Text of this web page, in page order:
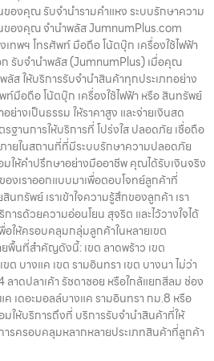
องคุณ รับจำนำรามคำแหง ระบบรักษาความ
ของคุณ จำนำพลัส JumnumPlus.com
เทพฯ โทรศัพท์ มือถือ โน้ตบุ๊ก เครื่องใช้ไฟฟ้า
ก รับจำนำพลัส (JumnumPlus) เมื่อคุณ
ลัส ให้บริการรับจำนำสินค้าทุกประเภทอย่าง
ท์มือถือ โน้ตบุ๊ก เครื่องใช้ไฟฟ้า หรือ สินทรัพย์
างเป็นธรรม ให้ราคาสูง และจ่ายเงินสด
รฐานการให้บริการที่ โปร่งใส ปลอดภัย เชื่อถือ
ายในสถานที่ที่มีระบบรักษาความปลอดภัย
ให้คำปรึกษาอย่างมืออาชีพ คุณได้รับเงินจริง
งเราออกแบบมาเพื่อตอบโจทย์ลูกค้าที่
ทรัพย์ เราเข้าใจความรู้สึกของลูกค้า เรา
ารด้วยความอ่อนโยน สุจริต และไว้วางใจได้
ให้ครอบคลุมกลุ่มลูกค้าในหลายเขต
ยพื้นที่สำคัญดังนี้: เขต ลาดพร้าว เขต
ต บางแค เขต รามอินทรา เขต บางนา ไม่ว่า
าดปลาเค้า รัชดาซอย หรือใกล้แยกสีลม ช่อง
ค เดอะมอลล์บางแค รามอินทรา กม.8 หรือ
ให้บริการถึงที่ บริการรับจำนำสินค้าที่ให้
ารครอบคลุมหลากหลายประเภทสินค้าที่ลูกค้า